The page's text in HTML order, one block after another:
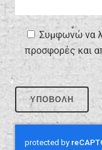
Συμφωνώ να
προσφορές και